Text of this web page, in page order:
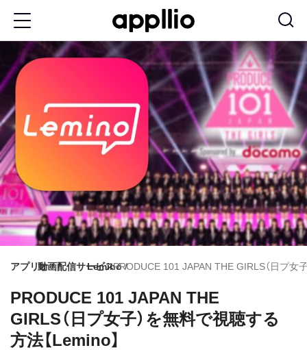
コ
テ
ン
ツ
に
移
動
アプリオ動画配信サービス
LeminoPRODUCE 101 JAPAN THE GIRLS（日プ女
PRODUCE 101 JAPAN THE
GIRLS（日プ女子）を無料で視聴する
方法【Lemino】